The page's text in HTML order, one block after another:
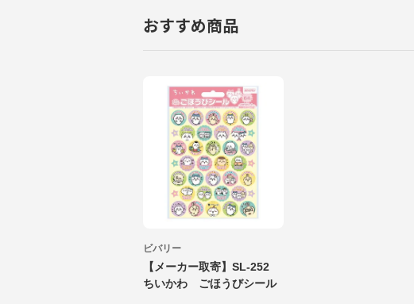
おすすめ商品
ビバリー
【メーカー取寄】SL-252
ちいかわ ごほうびシール